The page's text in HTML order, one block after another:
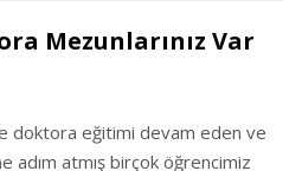
Mezunlarınız Var
doktora eğitimi devam eden ve
adım atmış birçok öğrencimiz